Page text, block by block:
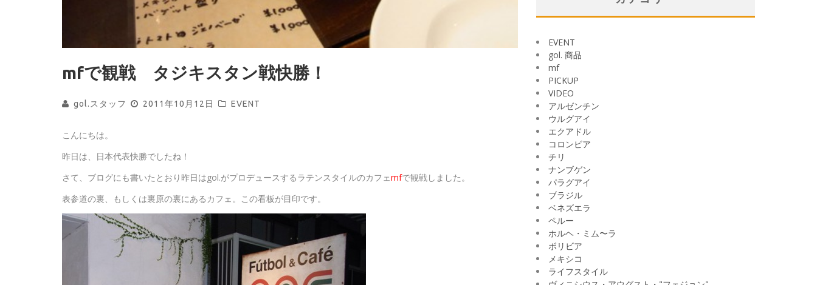
mfで観戦 タジキスタン戦快勝！
gol.スタッフ 2011年10月12日 EVENT
こんにちは。
昨日は、日本代表快勝でしたね！
さて、ブログにも書いたとおり昨日はgol.がプロデュースするラテンスタイルのカフェmfで観戦しました。
表参道の裏、もしくは裏原の裏にあるカフェ。この看板が目印です。
EVENT
gol. 商品
mf
PICKUP
VIDEO
アルゼンチン
ウルグアイ
エクアドル
コロンビア
チリ
ナンブゲン
パラグアイ
ブラジル
ベネズエラ
ペルー
ホルヘ・ミム〜ラ
ボリビア
メキシコ
ライフスタイル